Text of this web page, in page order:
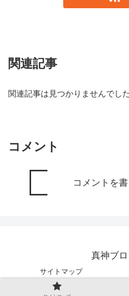
関連記事
関連記事は見つかりませんでした
コメント
コメントを
真神ブ
サイトマップ
Copyright © 2019-2026 真神ブ